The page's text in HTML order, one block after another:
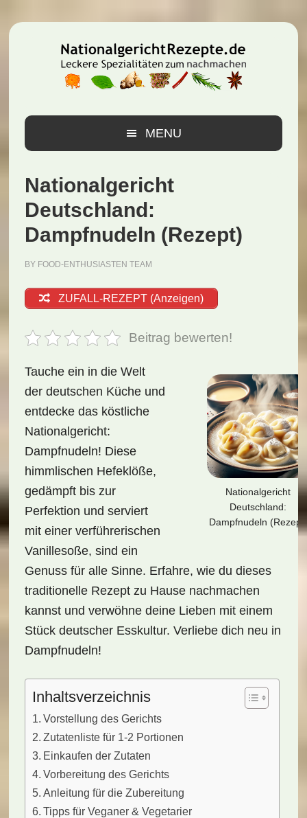
Hauptnavigation
Inhalt
Seitenspalte
MENU
Nationalgericht
Deutschland:
Dampfnudeln (Rezept)
BY FOOD-ENTHUSIASTEN TEAM
ZUFALL-REZEPT (Anzeigen)
Beitrag bewerten!
Nationalgericht
Deutschland:
Dampfnudeln (Rezept)
Tauche ein in die Welt
der deutschen Küche und
entdecke das köstliche
Nationalgericht:
Dampfnudeln! Diese
himmlischen Hefeklöße,
gedämpft bis zur
Perfektion und serviert
mit einer verführerischen
Vanillesoße, sind ein
Genuss für alle Sinne. Erfahre, wie du dieses
traditionelle Rezept zu Hause nachmachen
kannst und verwöhne deine Lieben mit einem
Stück deutscher Esskultur. Verliebe dich neu in
Dampfnudeln!
Inhaltsverzeichnis
Vorstellung des Gerichts
Zutatenliste für 1-2 Portionen
Einkaufen der Zutaten
Vorbereitung des Gerichts
Anleitung für die Zubereitung
Tipps für Veganer & Vegetarier